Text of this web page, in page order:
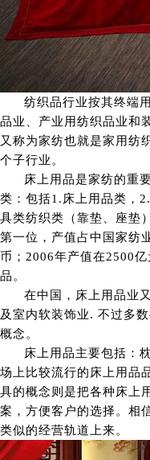
纺织品行业按其终端
品业、产业用纺织品业和
又称为家纺也就是家用纺
个子行业。
床上用品是家纺的重
类：包括1.床上用品类，
具类纺织类（靠垫、座垫
第一位，产值占中国家纺
币；2006年产值在2500
品。
在中国，床上用品业
及室内软装饰业. 不过多
概念。
床上用品主要包括：
场上比较流行的床上用品
具的概念则是把各种床上
案，方便客户的选择。相
类似的经营轨道上来。